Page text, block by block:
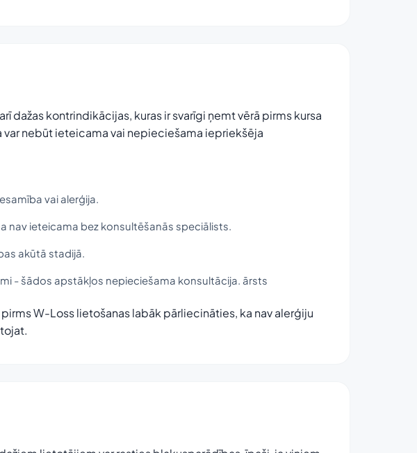
dažas kontrindikācijas, kuras ir svarīgi ņemt vērā pirms kursa
var nebūt ieteicama vai nepieciešama iepriekšēja
vai alerģija.
nav ieteicama bez konsultēšanās speciālists.
akūtā stadijā.
- šādos apstākļos nepieciešama konsultācija. ārsts
W-Loss lietošanas labāk pārliecināties, ka nav alerģiju